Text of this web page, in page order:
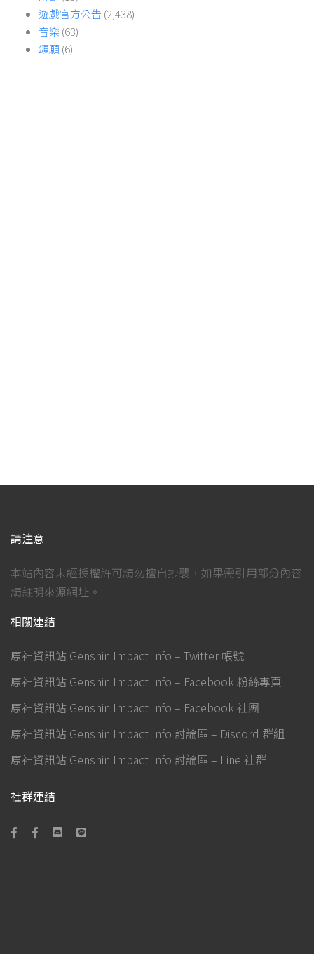
遊戲官方公告 (2,438)
音樂 (63)
頌願(6)
請注意
本站內容未經授權許可請勿擅自抄襲，如果需引用部分內容
請註明來源網址。
相關連結
原神資訊站 Genshin Impact Info – Twitter 帳號
原神資訊站 Genshin Impact Info – Facebook 粉絲專頁
原神資訊站 Genshin Impact Info – Facebook 社團
原神資訊站 Genshin Impact Info 討論區 – Discord 群組
原神資訊站 Genshin Impact Info 討論區 – Line 社群
社群連結